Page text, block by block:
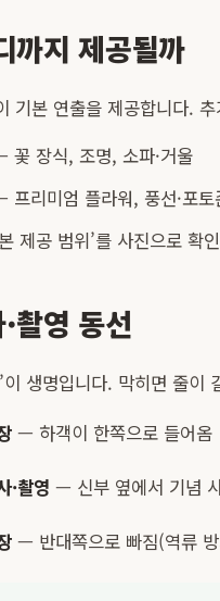
까지 제공될까
기본 연출을 제공합니다.
꽃 장식, 조명, 소파·거울
프리미엄 플라워, 풍선·포토
제공 범위’를 사진으로 확인
촬영 동선
이 생명입니다. 막히면 줄이
— 하객이 한쪽으로 들어옴
·촬영 — 신부 옆에서 기념
— 반대쪽으로 빠짐(역류